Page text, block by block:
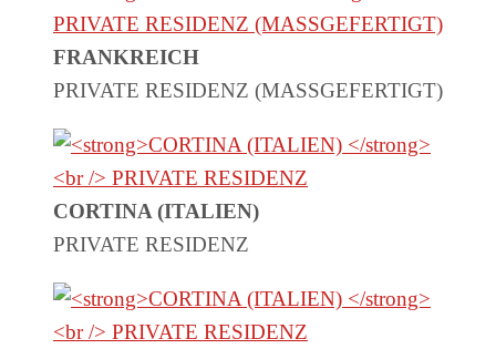
FRANKREICH
PRIVATE RESIDENZ (MASSGEFERTIGT)
CORTINA (ITALIEN)
PRIVATE RESIDENZ